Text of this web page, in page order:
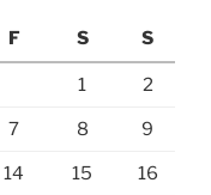
F S S
1 2
7 8 9
14 15 16